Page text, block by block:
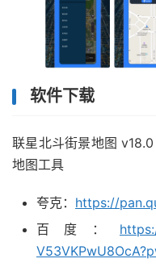
软件下载
联星北斗街景地图
地图工具
夸克： https://
百度：